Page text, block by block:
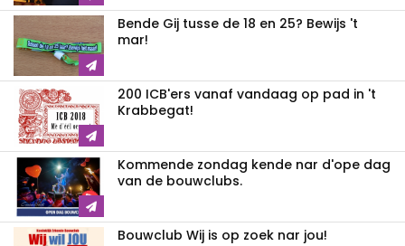
Bende Gij tusse de 18 en 25? Bewijs 't
mar!
200 ICB'ers vanaf vandaag op pad in 't
Krabbegat!
Kommende zondag kende nar d'ope dag
van de bouwclubs.
Bouwclub Wij is op zoek nar jou!